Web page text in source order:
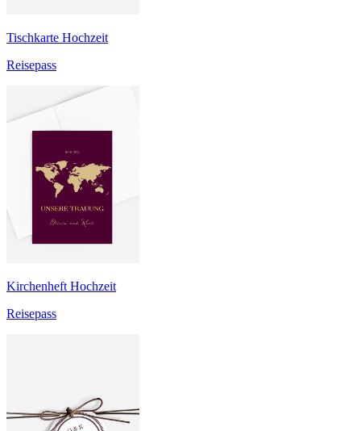
Tischkarte Hochzeit
Reisepass
Kirchenheft Hochzeit
Reisepass